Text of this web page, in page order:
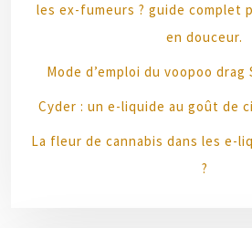
les ex-fumeurs ? guide complet
en douceur.
Mode d’emploi du voopoo
Cyder : un e-liquide au goût de
La fleur de cannabis dans les e-
?